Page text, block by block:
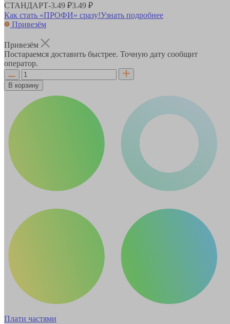
СТАНДАРТ-3.49 ₽3.49 ₽
Как стать «ПРОФИ» сразу!Узнать подробнее
Привезём
Привезём
Постараемся доставить быстрее. Точную дату сообщит
оператор.
В корзину
Плати частями